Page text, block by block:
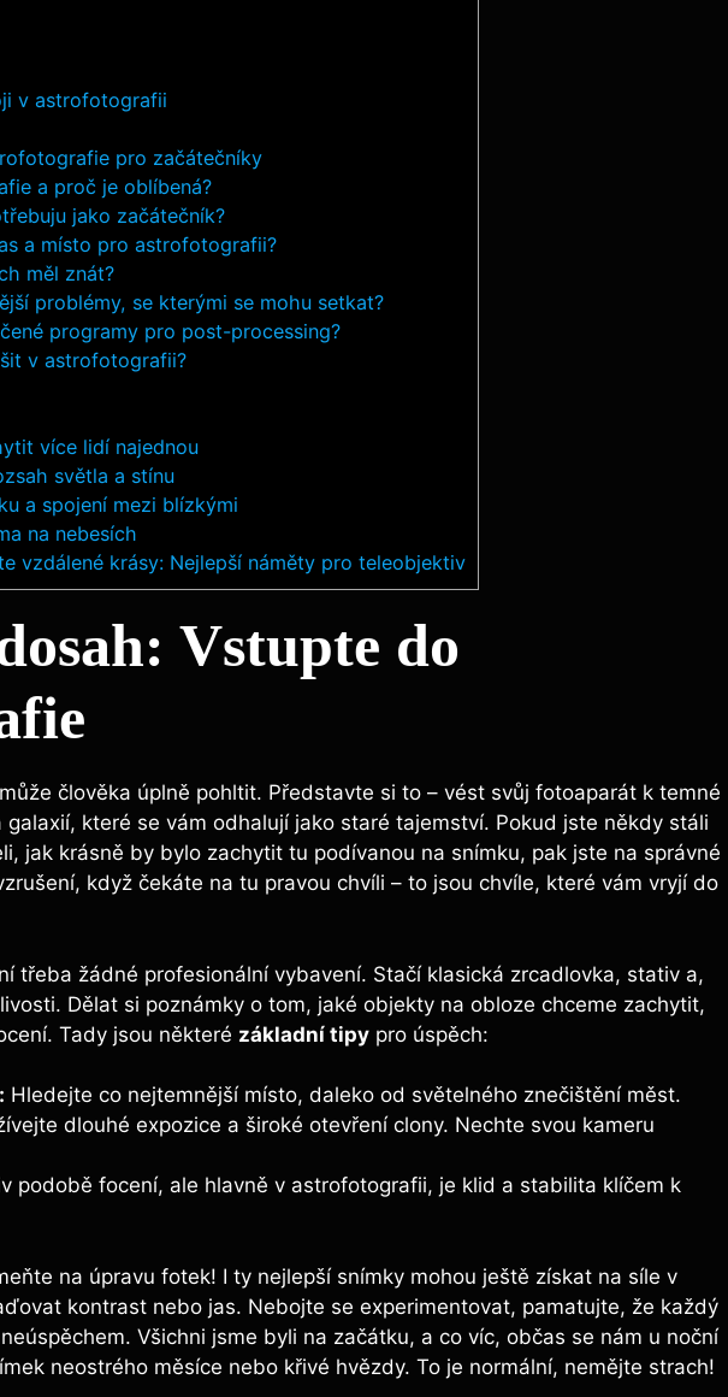
v astrofotografii
pro začátečníky
a proč je oblíbená?
jako začátečník?
a místo pro astrofotografii?
měl znát?
problémy, se kterými se mohu setkat?
programy pro post-processing?
v astrofotografii?
více lidí najednou
světla a stínu
a spojení mezi blízkými
na nebesích
vzdálené krásy: Nejlepší náměty pro teleobjektiv
Vstupte do
člověka úplně pohltit. Představte si to – vést svůj fotoaparát k temné
které se vám odhalují jako staré tajemství. Pokud jste někdy stáli
jak krásně by bylo zachytit tu podívanou na snímku, pak jste na správné
když čekáte na tu pravou chvíli – to jsou chvíle, které vám vryjí do
třeba žádné profesionální vybavení. Stačí klasická zrcadlovka, stativ a,
Dělat si poznámky o tom, jaké objekty na obloze chceme zachytit,
Tady jsou některé základní tipy pro úspěch:
Hledejte co nejtemnější místo, daleko od světelného znečištění měst.
dlouhé expozice a široké otevření clony. Nechte svou kameru
podobě focení, ale hlavně v astrofotografii, je klid a stabilita klíčem k
na úpravu fotek! I ty nejlepší snímky mohou ještě získat na síle v
kontrast nebo jas. Nebojte se experimentovat, pamatujte, že každý
Všichni jsme byli na začátku, a co víc, občas se nám u noční
neostrého měsíce nebo křivé hvězdy. To je normální, nemějte strach!